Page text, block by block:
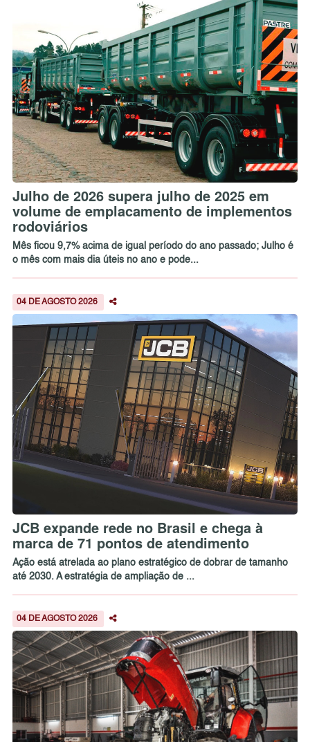
Julho de 2026 supera julho de 2025 em
volume de emplacamento de implementos
rodoviários
Mês ficou 9,7% acima de igual período do ano passado; Julho é
o mês com mais dia úteis no ano e pode...
04 DE AGOSTO 2026
JCB expande rede no Brasil e chega à
marca de 71 pontos de atendimento
Ação está atrelada ao plano estratégico de dobrar de tamanho
até 2030. A estratégia de ampliação de ...
04 DE AGOSTO 2026